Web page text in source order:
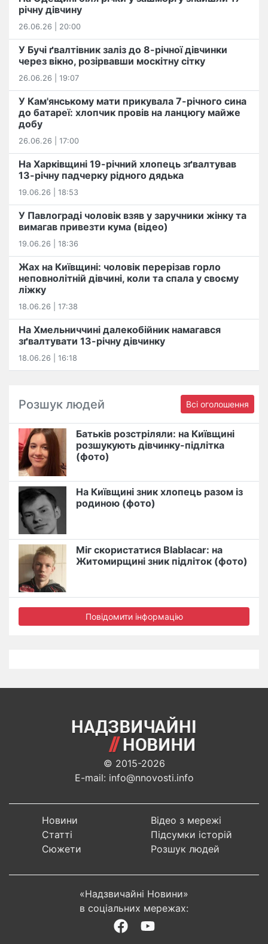
річну дівчину
26.06.26 | 20:00
У Бучі ґвалтівник заліз до 8-річної дівчинки
через вікно, розірвавши москітну сітку
26.06.26 | 19:07
У Кам'янському мати прикувала 7-річного сина
до батареї: хлопчик провів на ланцюгу майже
добу
26.06.26 | 17:00
На Харківщині 19-річний хлопець​ ️зґвалтував
13-річну падчерку рідного дядька
19.06.26 | 18:53
У Павлограді чоловік взяв у заручники жінку та
вимагав привезти кума (відео)
19.06.26 | 18:36
Жах на Київщині: чоловік перерізав горло
неповнолітній дівчині, коли та спала у своєму
ліжку
18.06.26 | 17:38
На Хмельниччині далекобійник намагався
зґвалтувати 13-річну дівчинку
18.06.26 | 16:18
Розшук людей Всі оголошення
Батьків розстріляли: на Київщині
розшукують дівчинку-підлітка
(фото)
На Київщині зник хлопець разом із
родиною (фото)
Міг скористатися Blablacar: на
Житомирщині зник підліток (фото)
Повідомити інформацію
© 2015-2026
E-mail: info@nnovosti.info
Новини
Статті
Сюжети
Відео з мережі
Підсумки історій
Розшук людей
«Надзвичайні Новини»
в соціальних мережах: